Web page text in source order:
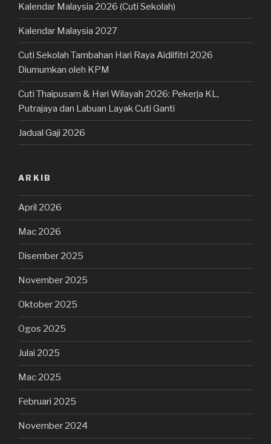
Kalendar Malaysia 2026 (Cuti Sekolah)
Kalendar Malaysia 2027
Cuti Sekolah Tambahan Hari Raya Aidilfitri 2026
Diumumkan oleh KPM
Cuti Thaipusam & Hari Wilayah 2026: Pekerja KL,
Putrajaya dan Labuan Layak Cuti Ganti
Jadual Gaji 2026
ARKIB
April 2026
Mac 2026
Disember 2025
November 2025
Oktober 2025
Ogos 2025
Julai 2025
Mac 2025
Februari 2025
November 2024